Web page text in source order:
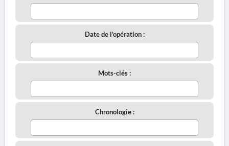
Date de l'opération :
Mots-clés :
Chronologie :